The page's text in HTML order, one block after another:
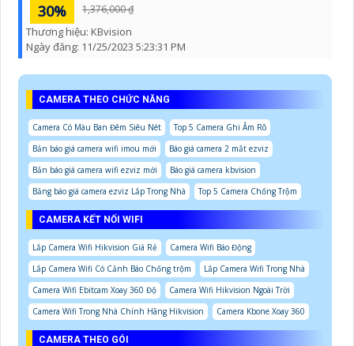
30% 1,376,000 ₫
Thương hiệu: KBvision
Ngày đăng: 11/25/2023 5:23:31 PM
CAMERA THEO CHỨC NĂNG
Camera Có Màu Ban Đêm Siêu Nét
Top 5 Camera Ghi Âm Rõ
Bản báo giá camera wifi imou mới
Báo giá camera 2 mắt ezviz
Bản báo giá camera wifi ezviz mới
Báo giá camera kbvision
Bảng báo giá camera ezviz Lắp Trong Nhà
Top 5 Camera Chống Trộm
CAMERA KẾT NỐI WIFI
Lắp Camera Wifi Hikvision Giá Rẻ
Camera Wifi Báo Động
Lắp Camera Wifi Có Cảnh Báo Chống trộm
Lắp Camera Wifi Trong Nhà
Camera Wifi Ebitcam Xoay 360 Độ
Camera Wifi Hikvision Ngoài Trời
Camera Wifi Trong Nhà Chính Hãng Hikvision
Camera Kbone Xoay 360
CAMERA THEO GÓI